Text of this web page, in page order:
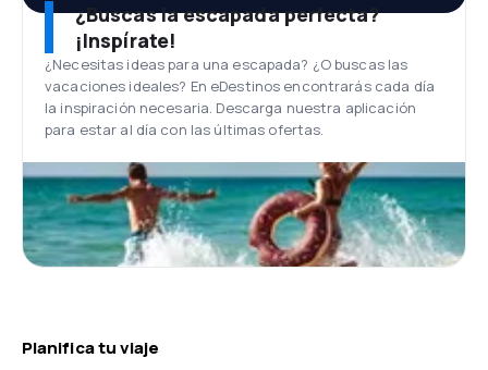
¿Buscas la escapada perfecta?
¡Inspírate!
¿Necesitas ideas para una escapada? ¿O buscas las
vacaciones ideales? En eDestinos encontrarás cada día
la inspiración necesaria. Descarga nuestra aplicación
para estar al día con las últimas ofertas.
Planifica tu viaje